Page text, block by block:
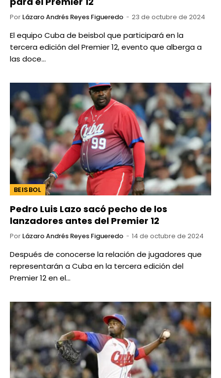
Por Lázaro Andrés Reyes Figueredo 23 de octubre de 2024
El equipo Cuba de beisbol que participará en la
tercera edición del Premier 12, evento que alberga a
las doce…
BEISBOL
Pedro Luis Lazo sacó pecho de los
lanzadores antes del Premier 12
Por Lázaro Andrés Reyes Figueredo 14 de octubre de 2024
Después de conocerse la relación de jugadores que
representarán a Cuba en la tercera edición del
Premier 12 en el…